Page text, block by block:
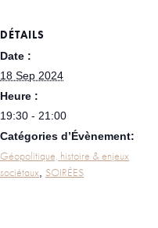
DÉTAILS
Date :
18 Sep 2024
Heure :
19:30 - 21:00
Catégories d’Évènement:
Géopolitique, histoire & enjeux
sociétaux SOIRÉES